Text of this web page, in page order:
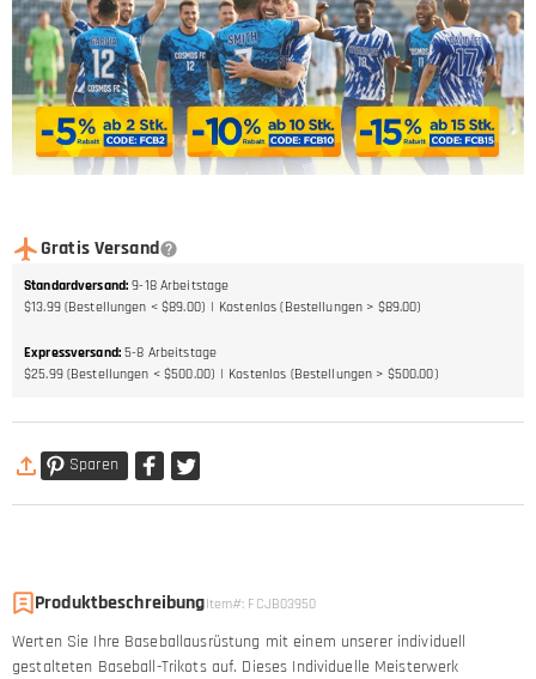
Gratis Versand
Standardversand: 9-18 Arbeitstage
$13.99 (Bestellungen < $89.00)
Kostenlos (Bestellungen > $89.00)
Expressversand: 5-8 Arbeitstage
$25.99 (Bestellungen < $500.00)
Kostenlos (Bestellungen > $500.00)
Sparen
ProduktbeschreibungItem#: FCJB03950
Werten Sie Ihre Baseballausrüstung mit einem unserer individuell
gestalteten Baseball-Trikots auf. Dieses Individuelle Meisterwerk